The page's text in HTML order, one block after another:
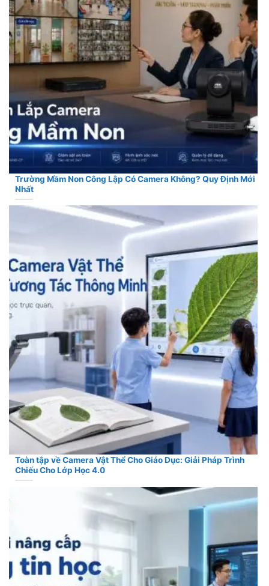
Trường Mầm Non Công Lập Có Camera Không? Quy Định Mới
Nhất
Toàn tập về Camera Vật Thể Cho Giáo Dục: Giải Pháp Trình
Chiếu Cho Lớp Học 4.0